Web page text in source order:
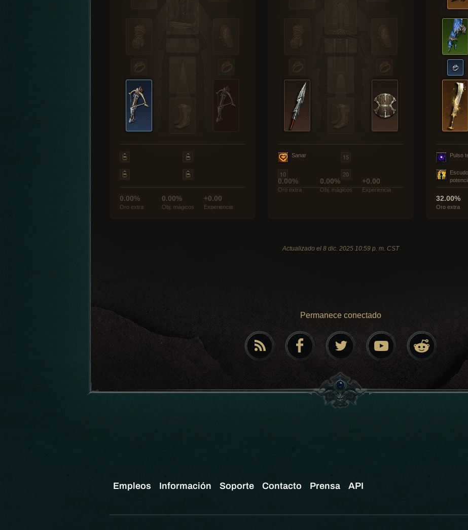
0.00%
Oro extra
0.00%
Obj. mágicos
+0.00
Experiencia
Sanar
0.00%
Oro extra
0.00%
Obj. mágicos
+0.00
Experiencia
Pulso
Escudo
32.00%
Oro extra
Actualizado el 8 dic. 2025 10:59 p. m. CST
Permanece conectado